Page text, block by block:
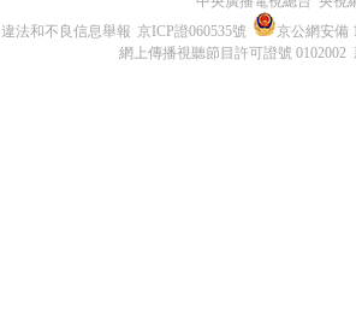
違法和不良信息舉報 京ICP證060535號
京公網安備
網上傳播視聽節目許可證號 0102002